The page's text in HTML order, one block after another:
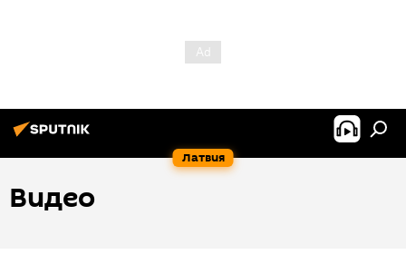
Латвия
Видео